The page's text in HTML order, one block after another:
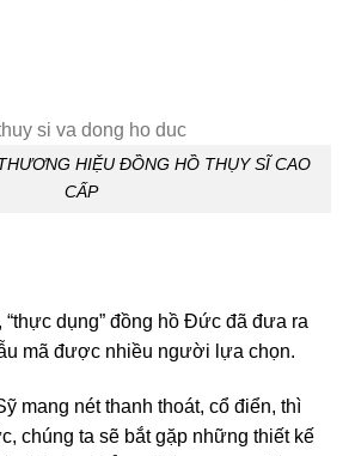
HIỆU ĐỒNG HỒ THỤY SĨ CAO
CẤP
“thực dụng” đồng hồ Đức đã đưa ra
mã được nhiều người lựa chọn.
mang nét thanh thoát, cổ điển, thì
chúng ta sẽ bắt gặp những thiết kế